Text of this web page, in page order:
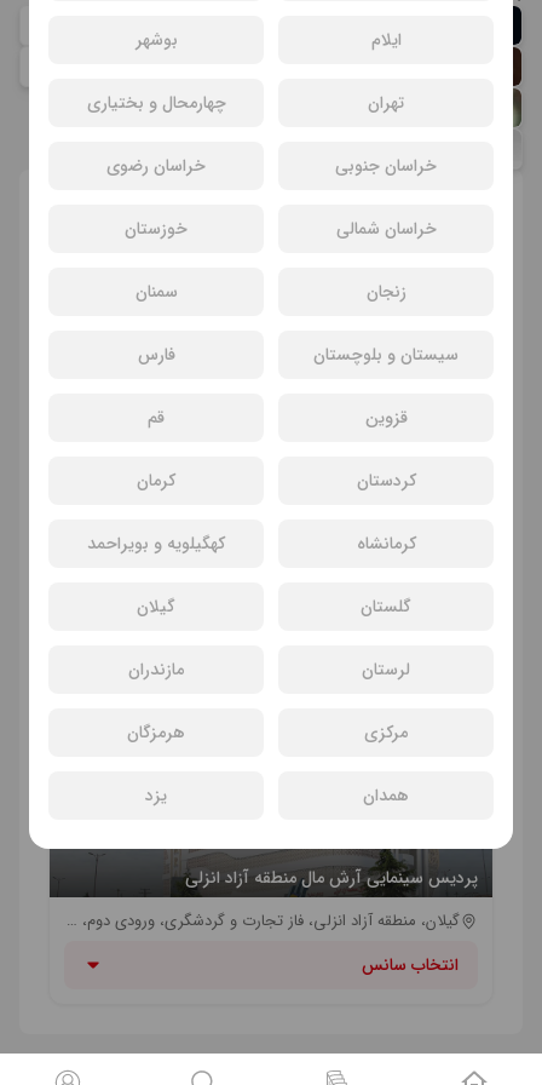
ایلام بوشهر
تهران چهارمحال و بختیاری
خراسان جنوبی خراسان رضوی
خراسان شمالی خوزستان
زنجان سمنان
سیستان و بلوچستان فارس
قزوین قم
کردستان کرمان
کرمانشاه کهگیلویه و بویراحمد
گلستان گیلان
لرستان مازندران
مرکزی هرمزگان
همدان یزد
شبنم قربانی
انتخاب سانس
پردیس سینمایی باغ کتاب
پردیس سینمایی آرش مال منطقه آزاد انزلی
گیلان، منطقه آزاد انزلی، فاز تجارت و گردشگری، ورودی دوم، مجتمع تجاری فرهنگی و تفریحی آرش‌مال
انتخاب سانس